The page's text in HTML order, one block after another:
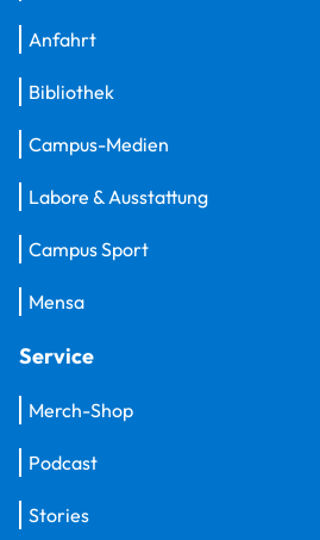
Anfahrt
Bibliothek
Campus-Medien
Labore & Ausstattung
Campus Sport
Mensa
Service
Merch-Shop
Podcast
Stories